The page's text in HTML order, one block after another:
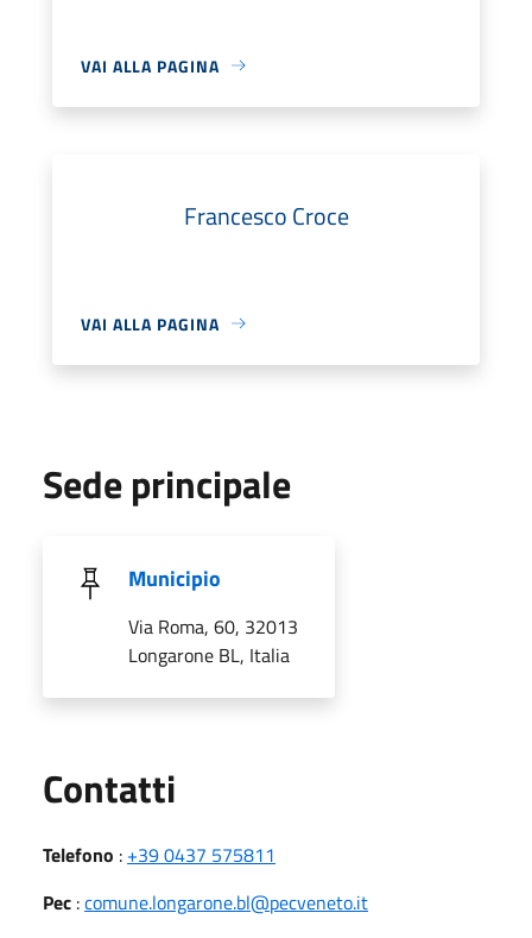
VAI ALLA PAGINA
Francesco Croce
VAI ALLA PAGINA
Sede principale
Municipio
Via Roma, 60, 32013
Longarone BL, Italia
Contatti
Telefono : +39 0437 575811
Pec :comune.longarone.bl@pecveneto.it